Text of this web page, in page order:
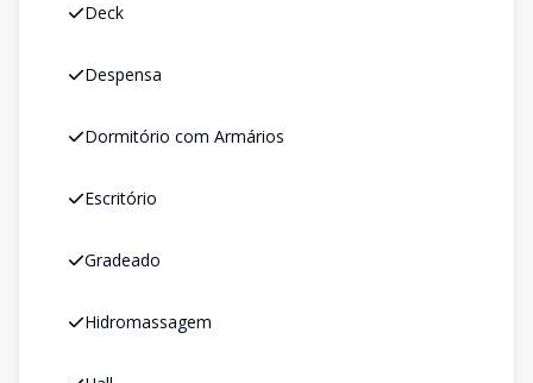
Deck
Despensa
Dormitório com Armários
Escritório
Gradeado
Hidromassagem